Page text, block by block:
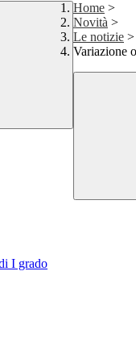
Home >
Novità >
Le notizie >
Variazione
I grado